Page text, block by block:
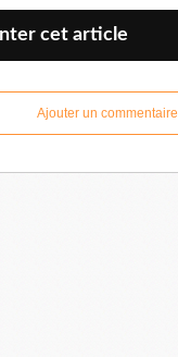
cet article
Ajouter un commentaire